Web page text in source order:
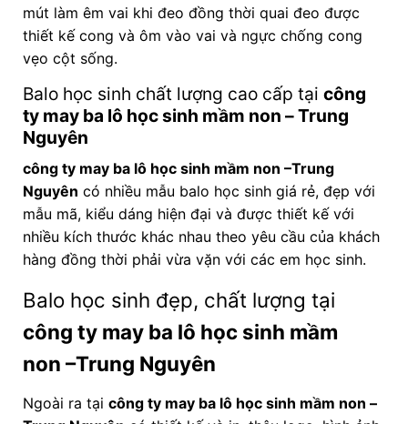
mút làm êm vai khi đeo đồng thời quai đeo được
thiết kế cong và ôm vào vai và ngực chống cong
vẹo cột sống.
Balo học sinh chất lượng cao cấp tại công
ty may ba lô học sinh mầm non – Trung
Nguyên
công ty may ba lô học sinh mầm non –Trung
Nguyên có nhiều mẫu balo học sinh giá rẻ, đẹp với
mẫu mã, kiểu dáng hiện đại và được thiết kế với
nhiều kích thước khác nhau theo yêu cầu của khách
hàng đồng thời phải vừa vặn với các em học sinh.
Balo học sinh đẹp, chất lượng tại
công ty may ba lô học sinh mầm
non –Trung Nguyên
Ngoài ra tại công ty may ba lô học sinh mầm non –